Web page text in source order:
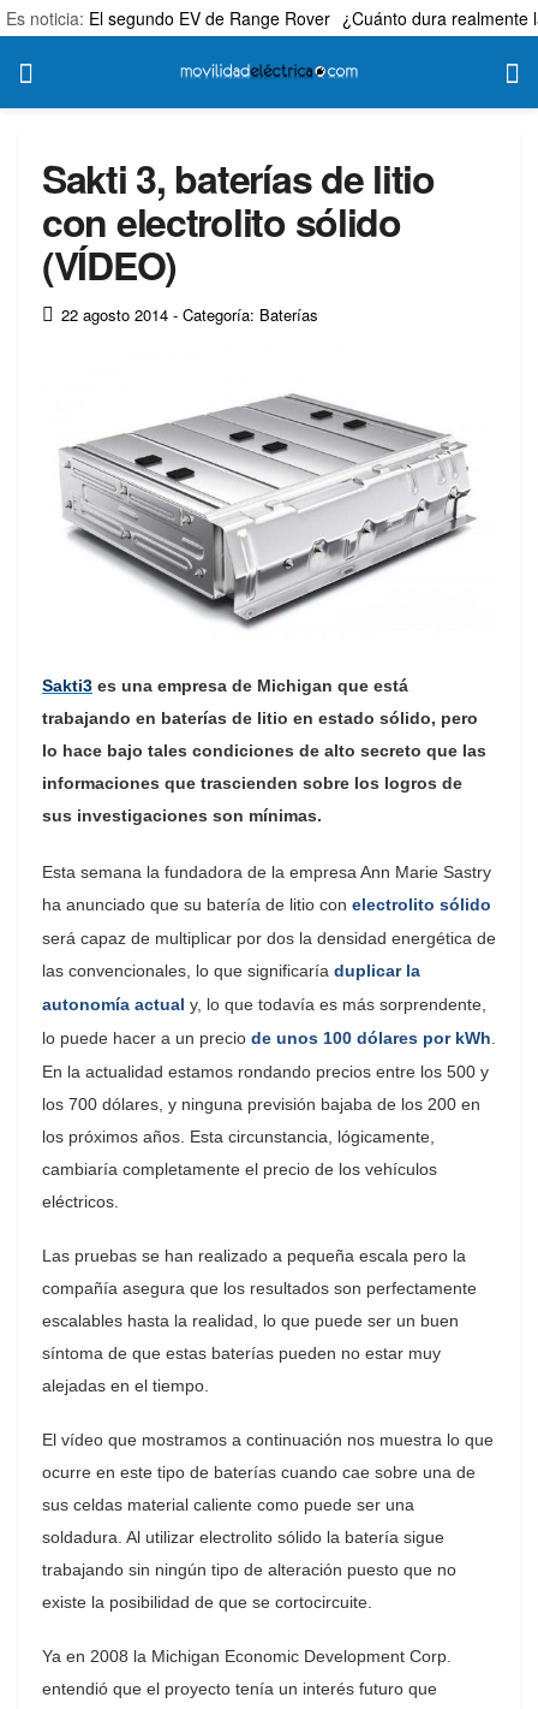
Es noticia: El segundo EV de Range Rover ¿Cuánto dura realmente
Sakti 3, baterías de litio
con electrolito sólido
(VÍDEO)
22 agosto 2014 - Categoría: Baterías
Sakti3 es una empresa de Michigan que está
trabajando en baterías de litio en estado sólido, pero
lo hace bajo tales condiciones de alto secreto que las
informaciones que trascienden sobre los logros de
sus investigaciones son mínimas.
Esta semana la fundadora de la empresa Ann Marie Sastry
ha anunciado que su batería de litio con electrolito sólido
será capaz de multiplicar por dos la densidad energética de
las convencionales, lo que significaría duplicar la
autonomía actual y, lo que todavía es más sorprendente,
lo puede hacer a un precio de unos 100 dólares por kWh
En la actualidad estamos rondando precios entre los 500 y
los 700 dólares, y ninguna previsión bajaba de los 200 en
los próximos años. Esta circunstancia, lógicamente,
cambiaría completamente el precio de los vehículos
eléctricos.
Las pruebas se han realizado a pequeña escala pero la
compañía asegura que los resultados son perfectamente
escalables hasta la realidad, lo que puede ser un buen
síntoma de que estas baterías pueden no estar muy
alejadas en el tiempo.
El vídeo que mostramos a continuación nos muestra lo que
ocurre en este tipo de baterías cuando cae sobre una de
sus celdas material caliente como puede ser una
soldadura. Al utilizar electrolito sólido la batería sigue
trabajando sin ningún tipo de alteración puesto que no
existe la posibilidad de que se cortocircuite.
Ya en 2008 la Michigan Economic Development Corp.
entendió que el proyecto tenía un interés futuro que